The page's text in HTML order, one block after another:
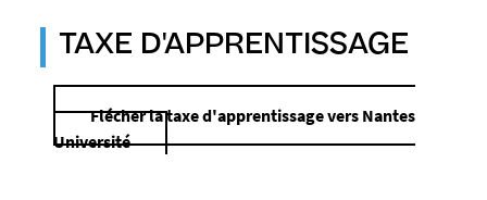
TAXE D'APPRENTISSAGE
Flécher la taxe d'apprentissage vers Nantes
Université